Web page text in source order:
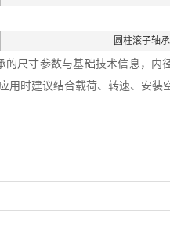
圆柱滚子轴承
尺寸参数与基础技术信息，
时建议结合载荷、转速、安装